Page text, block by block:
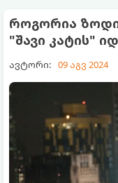
როგორია
"შავი კატის"
ავტორი: 09 აგვ 2024